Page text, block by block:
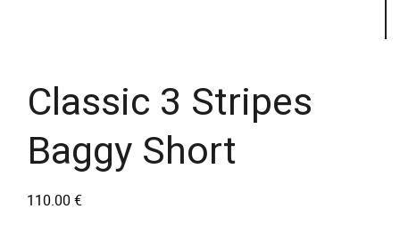
Classic 3 Stripes
Baggy Short
110.00 €